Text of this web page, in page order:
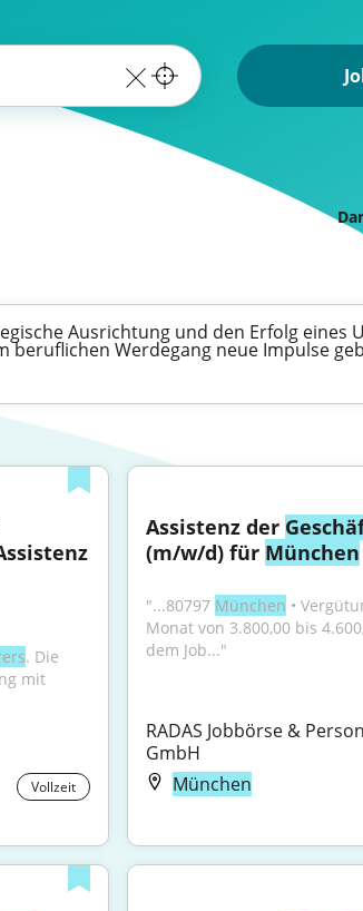
Ausrichtung und den Erfolg eines
beruflichen Werdegang neue Impulse
. Die
mit
Vollzeit
Assistenz der
(m/w/d) für München
"...80797 München •
Monat von 3.800,00 bis
dem Job..."
RADAS Jobbörse &
GmbH
München